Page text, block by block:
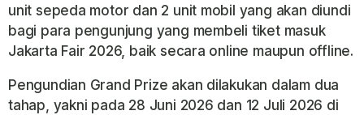
unit sepeda motor dan 2 unit mobil yang akan diundi
bagi para pengunjung yang membeli tiket masuk
Jakarta Fair 2026, baik secara online maupun offline.
Pengundian Grand Prize akan dilakukan dalam dua
tahap, yakni pada 28 Juni 2026 dan 12 Juli 2026 di